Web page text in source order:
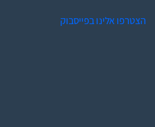
הצטרפו אלינו בפייסבוק